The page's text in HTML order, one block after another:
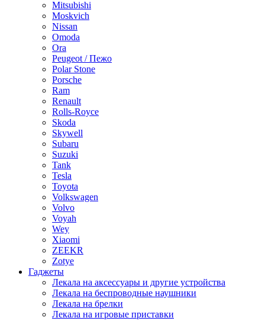
Mitsubishi
Moskvich
Nissan
Omoda
Ora
Peugeot / Пежо
Polar Stone
Porsche
Ram
Renault
Rolls-Royce
Skoda
Skywell
Subaru
Suzuki
Tank
Tesla
Toyota
Volkswagen
Volvo
Voyah
Wey
Xiaomi
ZEEKR
Zotye
Гаджеты
Лекала на аксессуары и другие устройства
Лекала на беспроводные наушники
Лекала на брелки
Лекала на игровые приставки